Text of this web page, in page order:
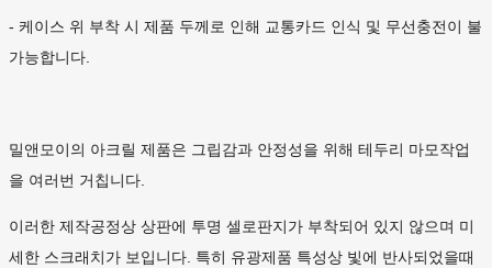
- 케이스 위 부착 시 제품 두께로 인해 교통카드 인식 및 무선충전이 불
가능합니다.
밀앤모이의 아크릴 제품은 그립감과 안정성을 위해 테두리 마모작업
을 여러번 거칩니다.
이러한 제작공정상 상판에 투명 셀로판지가 부착되어 있지 않으며 미
세한 스크래치가 보입니다. 특히 유광제품 특성상 빛에 반사되었을때